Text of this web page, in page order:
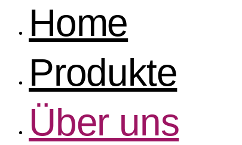
Home
Produkte
Über uns